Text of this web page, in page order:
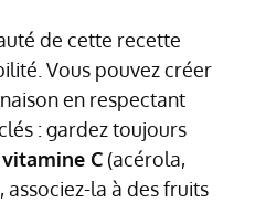
de cette recette
Vous pouvez créer
en respectant
: gardez toujours
vitamine C (acérola,
la à des fruits